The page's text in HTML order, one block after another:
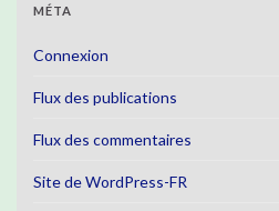
MÉTA
Connexion
Flux des publications
Flux des commentaires
Site de WordPress-FR